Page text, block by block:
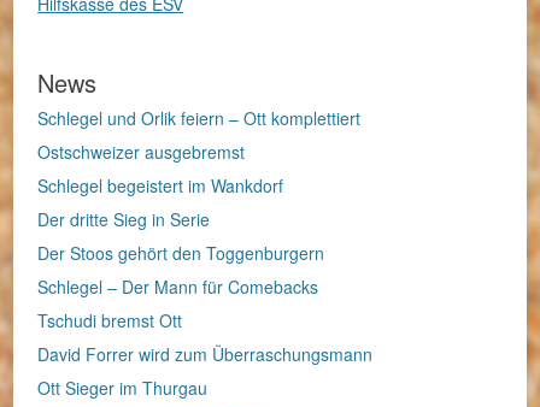
News
Schlegel und Orlik feiern – Ott komplettiert
Ostschweizer ausgebremst
Schlegel begeistert im Wankdorf
Der dritte Sieg in Serie
Der Stoos gehört den Toggenburgern
Schlegel – Der Mann für Comebacks
Tschudi bremst Ott
David Forrer wird zum Überraschungsmann
Ott Sieger im Thurgau